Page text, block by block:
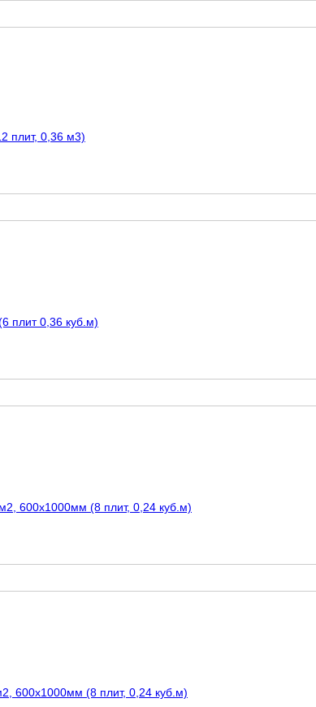
плит, 0,36 м3)
плит 0,36 куб.м)
600х1000мм (8 плит, 0,24 куб.м)
600х1000мм (8 плит, 0,24 куб.м)